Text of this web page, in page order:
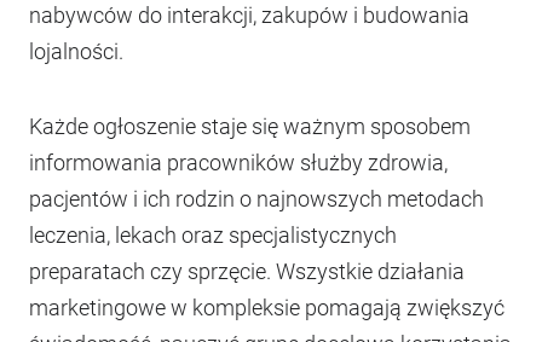
nabywców do interakcji, zakupów i budowania
lojalności.
Każde ogłoszenie staje się ważnym sposobem
informowania pracowników służby zdrowia,
pacjentów i ich rodzin o najnowszych metodach
leczenia, lekach oraz specjalistycznych
preparatach czy sprzęcie. Wszystkie działania
marketingowe w kompleksie pomagają zwiększyć